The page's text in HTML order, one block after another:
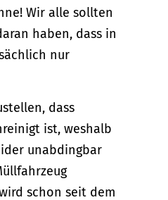
Wir alle sollten
haben, dass in
nur
dass
ist, weshalb
unabdingbar
schon seit dem